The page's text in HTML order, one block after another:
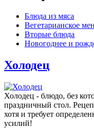
Блюда из мяса
Вегетарианское
Вторые блюда
Новогоднее и
Холодец
Холодец - блюдо, без
праздничный стол.
хотя и требует
усилий!